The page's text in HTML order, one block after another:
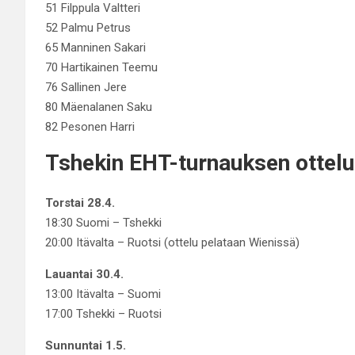
51 Filppula Valtteri
52 Palmu Petrus
65 Manninen Sakari
70 Hartikainen Teemu
76 Sallinen Jere
80 Mäenalanen Saku
82 Pesonen Harri
Tshekin EHT-turnauksen
Torstai 28.4.
18:30 Suomi – Tshekki
20:00 Itävalta – Ruotsi (ottelu pelataan Wienissä)
Lauantai 30.4.
13:00 Itävalta – Suomi
17:00 Tshekki – Ruotsi
Sunnuntai 1.5.